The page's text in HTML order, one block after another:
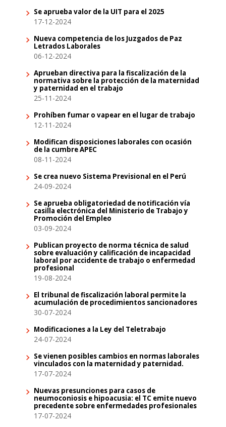
Se aprueba valor de la UIT para el 2025
17-12-2024
Nueva competencia de los Juzgados de Paz
Letrados Laborales
06-12-2024
Aprueban directiva para la fiscalización de la
normativa sobre la protección de la maternidad
y paternidad en el trabajo
25-11-2024
Prohíben fumar o vapear en el lugar de trabajo
12-11-2024
Modifican disposiciones laborales con ocasión
de la cumbre APEC
08-11-2024
Se crea nuevo Sistema Previsional en el Perú
24-09-2024
Se aprueba obligatoriedad de notificación vía
casilla electrónica del Ministerio de Trabajo y
Promoción del Empleo
03-09-2024
Publican proyecto de norma técnica de salud
sobre evaluación y calificación de incapacidad
laboral por accidente de trabajo o enfermedad
profesional
19-08-2024
El tribunal de fiscalización laboral permite la
acumulación de procedimientos sancionadores
30-07-2024
Modificaciones a la Ley del Teletrabajo
24-07-2024
Se vienen posibles cambios en normas laborales
vinculados con la maternidad y paternidad.
17-07-2024
Nuevas presunciones para casos de
neumoconiosis e hipoacusia: el TC emite nuevo
precedente sobre enfermedades profesionales
17-07-2024